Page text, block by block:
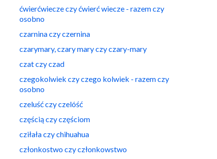
ćwierćwiecze czy ćwierć wiecze - razem czy
osobno
czarnina czy czernina
czarymary, czary mary czy czary-mary
czat czy czad
czegokolwiek czy czego kolwiek - razem czy
osobno
czeluść czy czelóść
częścią czy częściom
cziłała czy chihuahua
członkostwo czy członkowstwo